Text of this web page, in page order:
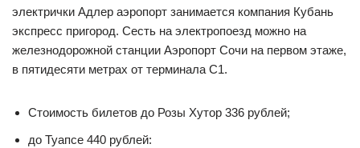
электрички Адлер аэропорт занимается компания Кубань
экспресс пригород. Сесть на электропоезд можно на
железнодорожной станции Аэропорт Сочи на первом этаже,
в пятидесяти метрах от терминала С1.
Стоимость билетов до Розы Хутор 336 рублей;
до Туапсе 440 рублей: